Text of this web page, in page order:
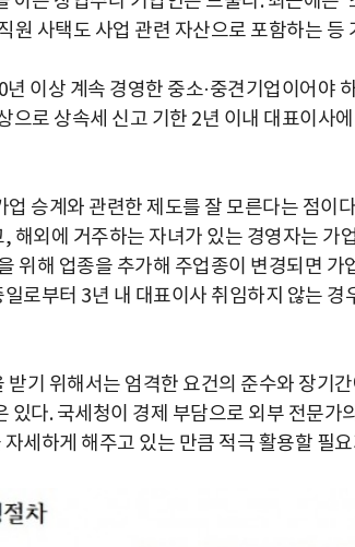
원 사택도 사업 관련 자산으로 포함하는 등
이상 계속 경영한 중소·중견기업이어야
으로 상속세 신고 기한 2년 이내 대표이사
업 승계와 관련한 제도를 잘 모른다는 점이
해외에 거주하는 자녀가 있는 경영자는 가
위해 업종을 추가해 주업종이 변경되면
로부터 3년 내 대표이사 취임하지 않는
받기 위해서는 엄격한 요건의 준수와 장기
있다. 국세청이 경제 부담으로 외부 전문
세하게 해주고 있는 만큼 적극 활용할 필